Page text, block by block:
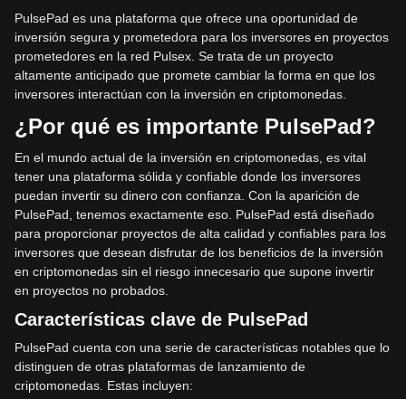
PulsePad es una plataforma que ofrece una oportunidad de
inversión segura y prometedora para los inversores en proyectos
prometedores en la red Pulsex. Se trata de un proyecto
altamente anticipado que promete cambiar la forma en que los
inversores interactúan con la inversión en criptomonedas.
¿Por qué es importante PulsePad?
En el mundo actual de la inversión en criptomonedas, es vital
tener una plataforma sólida y confiable donde los inversores
puedan invertir su dinero con confianza. Con la aparición de
PulsePad, tenemos exactamente eso. PulsePad está diseñado
para proporcionar proyectos de alta calidad y confiables para los
inversores que desean disfrutar de los beneficios de la inversión
en criptomonedas sin el riesgo innecesario que supone invertir
en proyectos no probados.
Características clave de PulsePad
PulsePad cuenta con una serie de características notables que lo
distinguen de otras plataformas de lanzamiento de
criptomonedas. Estas incluyen: